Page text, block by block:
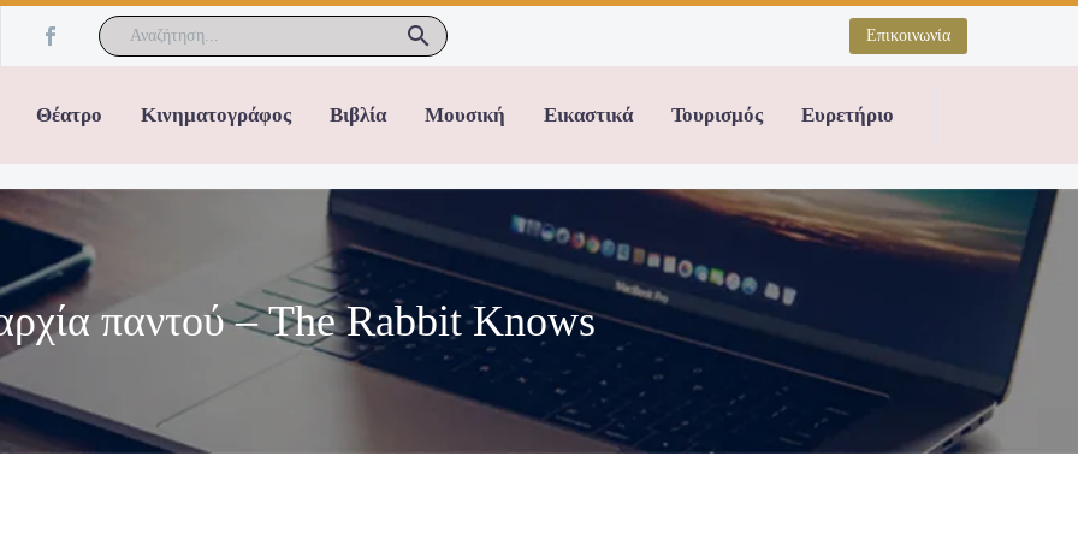
Επικοινωνία
Θέατρο Κινηματογράφος Βιβλία Μουσική Εικαστικά Τουρισμός Ευρετήριο
παντού – The Rabbit Knows